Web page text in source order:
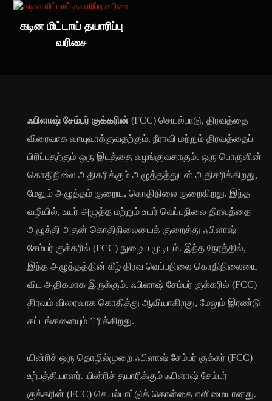
கடின மிட்டாய் தயாரிப்பு
வரிசை
ஃபிளாஷ் சேம்பர் குக்கரின் (FCC) செயல்பாடு, திரவத்தை
விரைவாக வாயுவாக்குவதற்கும், நீராவி மற்றும் திரவத்தைப்
பிரிப்பதற்கும் ஒரு இடத்தை வழங்குவதாகும். ஒரு பொருளின்
கொதிநிலை அதிகரிக்கும் அழுத்தத்துடன் அதிகரிக்கிறது,
மேலும் அழுத்தம் குறைய, கொதிநிலை குறைகிறது. இந்த
வழியில், உயர் அழுத்த மற்றும் உயர் வெப்பநிலை திரவத்தை
அழுத்தி அதன் கொதிநிலையைக் குறைத்து ஃபிளாஷ்
சேம்பர் குக்கரில் (FCC) நுழைய முடியும். இந்த நேரத்தில்,
இந்த அழுத்தத்தின் கீழ் திரவ வெப்பநிலை கொதிநிலையை
விட அதிகமாக இருக்கும். ஃபிளாஷ் சேம்பர் குக்கரில் (FCC)
திரவம் விரைவாக கொதித்து ஆவியாகிறது, மேலும் இரண்டு
கட்டங்களையும் பிரிக்கிறது.
யின்ரிச் ஒரு தொழில்முறை ஃபிளாஷ் சேம்பர் குக்கர் (FCC)
உற்பத்தியாளர். யின்ரிச் தயாரிக்கும் ஃபிளாஷ் சேம்பர்
குக்கரின் (FCC) செயல்பாட்டுக் கொள்கை எளிமையானது.